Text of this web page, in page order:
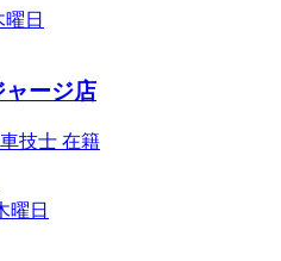
日
ージ店
技士 在籍
曜日